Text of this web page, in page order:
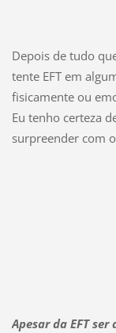
Depois de tudo
tente EFT em
fisicamente ou
Eu tenho certeza
surpreender com
Apesar da EFT